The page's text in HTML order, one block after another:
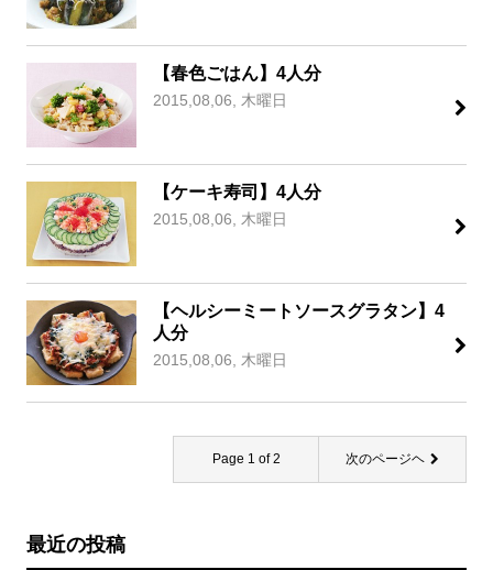
【春色ごはん】4人分
2015,08,06, 木曜日
【ケーキ寿司】4人分
2015,08,06, 木曜日
【ヘルシーミートソースグラタン】4
人分
2015,08,06, 木曜日
Page 1 of 2 次のページヘ
最近の投稿